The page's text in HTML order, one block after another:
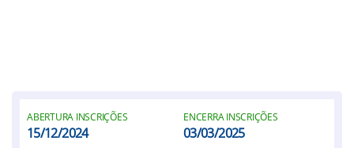
ABERTURA INSCRIÇÕES
15/12/2024
ENCERRA INSCRIÇÕES
03/03/2025